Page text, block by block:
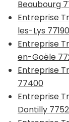
Beaubourg
Entreprise
les-Lys 77190
Entreprise
en-Goële
Entreprise
77400
Entreprise
Dontilly